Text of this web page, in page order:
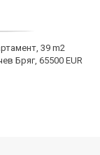
39 m2
Бряг, 65500 EUR